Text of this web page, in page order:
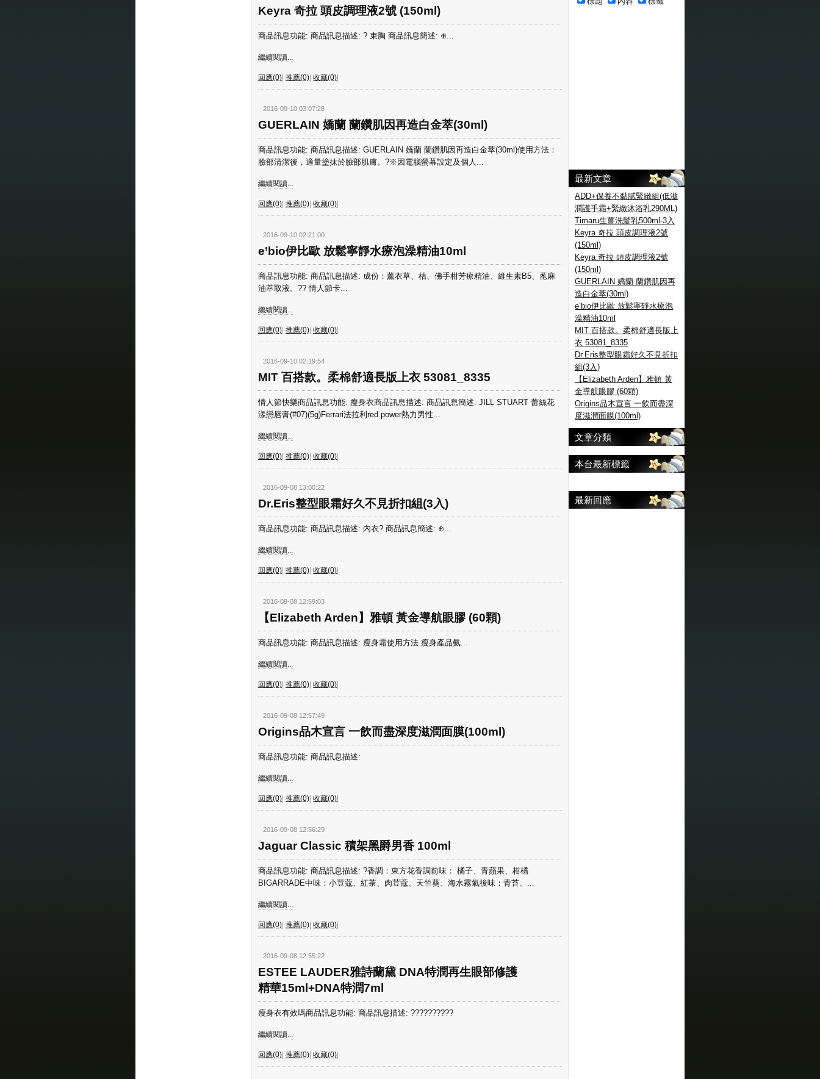
Keyra 奇拉 頭皮調理液2號 (150ml)
商品訊息功能: 商品訊息描述: ? 束胸 商品訊息簡述: ⊕...
繼續閱讀...
回應(0) 推薦(0) 收藏(0)
2016-09-10 03:07:28
GUERLAIN 嬌蘭 蘭鑽肌因再造白金萃(30ml)
商品訊息功能: 商品訊息描述: GUERLAIN 嬌蘭 蘭鑽肌因再造白金萃(30ml)使用方法：
臉部清潔後，適量塗抹於臉部肌膚。?※因電腦螢幕設定及個人...
繼續閱讀...
回應(0) 推薦(0) 收藏(0)
2016-09-10 02:21:00
e’bio伊比歐 放鬆寧靜水療泡澡精油10ml
商品訊息功能: 商品訊息描述: 成份：薰衣草、桔、佛手柑芳療精油、維生素B5、蓖麻
油萃取液。?? 情人節卡...
繼續閱讀...
回應(0) 推薦(0) 收藏(0)
2016-09-10 02:19:54
MIT 百搭款。柔棉舒適長版上衣 53081_8335
情人節快樂商品訊息功能: 瘦身衣商品訊息描述: 商品訊息簡述: JILL STUART 蕾絲花
漾戀唇膏(#07)(5g)Ferrari法拉利red power熱力男性...
繼續閱讀...
回應(0) 推薦(0) 收藏(0)
2016-09-08 13:00:22
Dr.Eris整型眼霜好久不見折扣組(3入)
商品訊息功能: 商品訊息描述: 內衣? 商品訊息簡述: ⊕...
繼續閱讀...
回應(0) 推薦(0) 收藏(0)
2016-09-08 12:59:03
【Elizabeth Arden】雅頓 黃金導航眼膠 (60顆)
商品訊息功能: 商品訊息描述: 瘦身霜使用方法 瘦身產品氨...
繼續閱讀...
回應(0) 推薦(0) 收藏(0)
2016-09-08 12:57:49
Origins品木宣言 一飲而盡深度滋潤面膜(100ml)
商品訊息功能: 商品訊息描述:
繼續閱讀...
回應(0) 推薦(0) 收藏(0)
2016-09-08 12:56:29
Jaguar Classic 積架黑爵男香 100ml
商品訊息功能: 商品訊息描述: ?香調：東方花香調前味： 橘子、青蘋果、柑橘
BIGARRADE中味：小荳蔻、紅茶、肉荳蔻、天竺葵、海水霧氣後味：青苔、...
繼續閱讀...
回應(0) 推薦(0) 收藏(0)
2016-09-08 12:55:22
ESTEE LAUDER雅詩蘭黛 DNA特潤再生眼部修護
精華15ml+DNA特潤7ml
瘦身衣有效嗎商品訊息功能: 商品訊息描述: ??????????
繼續閱讀...
回應(0) 推薦(0) 收藏(0)
最新文章
ADD+保養不黏膩緊緻組(低滋
潤護手霜+緊緻沐浴乳290ML)
Timaru生薑洗髮乳500ml-3入
Keyra 奇拉 頭皮調理液2號
(150ml)
Keyra 奇拉 頭皮調理液2號
(150ml)
GUERLAIN 嬌蘭 蘭鑽肌因再
造白金萃(30ml)
e’bio伊比歐 放鬆寧靜水療泡
澡精油10ml
MIT 百搭款。柔棉舒適長版上
衣 53081_8335
Dr.Eris整型眼霜好久不見折扣
組(3入)
【Elizabeth Arden】雅頓 黃
金導航眼膠 (60顆)
Origins品木宣言 一飲而盡深
度滋潤面膜(100ml)
文章分類
本台最新標籤
最新回應